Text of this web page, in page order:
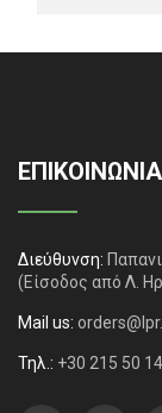
ΕΠΙΚΟΙΝΩΝΙΑ
Διεύθυνση:
(Είσοδος από Λ.
Mail us:
Τηλ.: +30 215 50